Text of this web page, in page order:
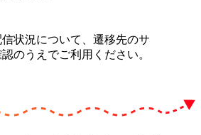
状況について、遷移先のサ
のうえでご利用ください。